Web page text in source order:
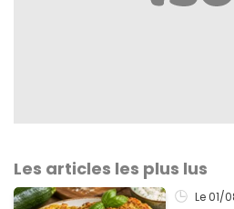
Les articles les plus lus
Le 01/